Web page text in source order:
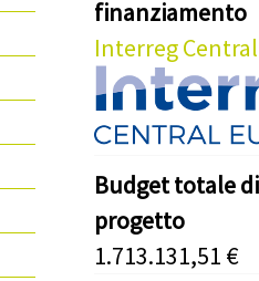
finanziamento
Interreg
Budget totale di
progetto
1.713.131,51 €